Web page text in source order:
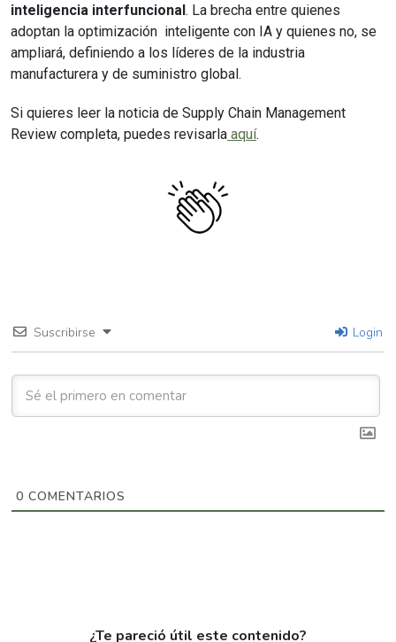
inteligencia interfuncional. La brecha entre quienes
adoptan la optimización inteligente con IA y quienes no, se
ampliará, definiendo a los líderes de la industria
manufacturera y de suministro global.
Si quieres leer la noticia de Supply Chain Management
Review completa, puedes revisarla aquí.
Suscribirse Login
0 COMENTARIOS
¿Te pareció útil este contenido?